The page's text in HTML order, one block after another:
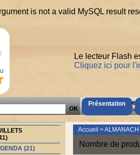
is not a valid MySQL result
Présentation
Le lecteur Flash
Cliquez ici pour
AccÃ¨s Client
Mot de passe
(21)
Accueil >ALMANACH
Nombre de